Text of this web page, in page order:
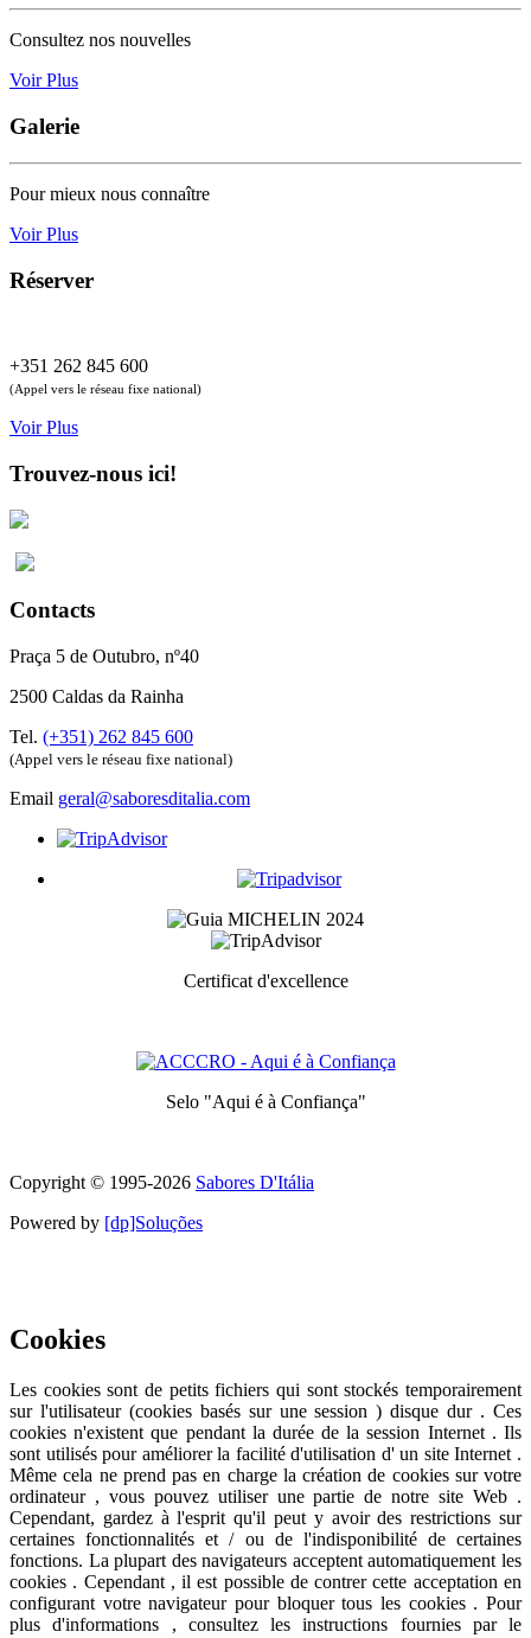
Consultez nos nouvelles
Voir Plus
Galerie
Pour mieux nous connaître
Voir Plus
Réserver
+351 262 845 600
(Appel vers le réseau fixe national)
Voir Plus
Trouvez-nous ici!
Contacts
Praça 5 de Outubro, nº40
2500 Caldas da Rainha
Tel. (+351) 262 845 600
(Appel vers le réseau fixe national)
Email geral@saboresditalia.com
Certificat d'excellence
Selo "Aqui é à Confiança"
Copyright © 1995-2026 Sabores D'Itália
Powered by [dp]Soluções
Cookies
Les cookies sont de petits fichiers qui sont stockés temporairement
sur ​​l'utilisateur (cookies basés sur une session ) disque dur . Ces
cookies n'existent que pendant la durée de la session Internet . Ils
sont utilisés pour améliorer la facilité d'utilisation d' un site Internet .
Même cela ne prend pas en charge la création de cookies sur votre
ordinateur , vous pouvez utiliser une partie de notre site Web .
Cependant, gardez à l'esprit qu'il peut y avoir des restrictions sur
certaines fonctionnalités et / ou de l'indisponibilité de certaines
fonctions. La plupart des navigateurs acceptent automatiquement les
cookies . Cependant , il est possible de contrer cette acceptation en
configurant votre navigateur pour bloquer tous les cookies . Pour
plus d'informations , consultez les instructions fournies par le